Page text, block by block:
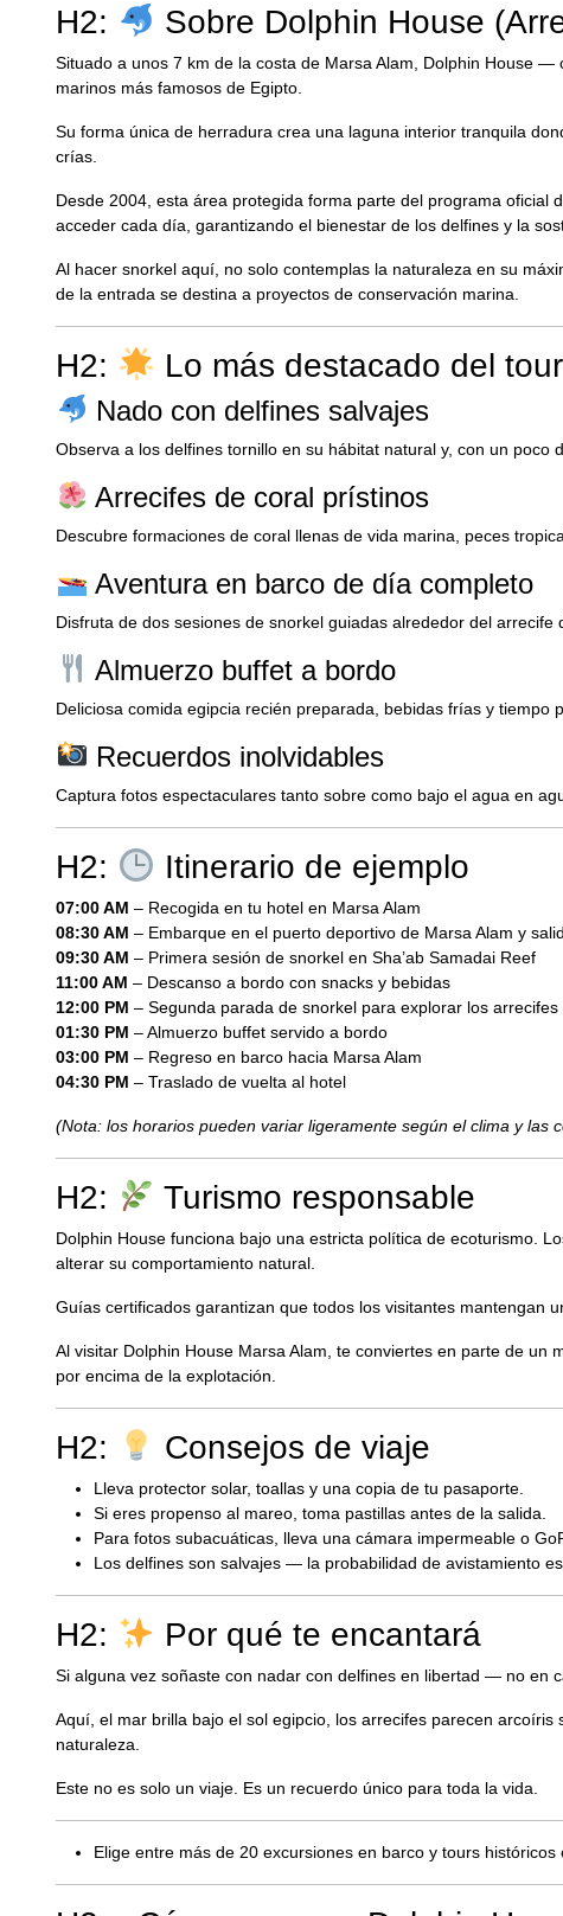
H2: Sobre Dolphin House
Situado a unos 7 km de la costa de Marsa Alam, Dolphin House
marinos más famosos de Egipto.
Su forma única de herradura crea una laguna interior tranquila
crías.
Desde 2004, esta área protegida forma parte del programa oficial
acceder cada día, garantizando el bienestar de los delfines y la
Al hacer snorkel aquí, no solo contemplas la naturaleza en su
de la entrada se destina a proyectos de conservación marina.
H2: Lo más destacado del tour
Nado con delfines salvajes
Observa a los delfines tornillo en su hábitat natural y, con un poco
Arrecifes de coral prístinos
Descubre formaciones de coral llenas de vida marina, peces
Aventura en barco de día completo
Disfruta de dos sesiones de snorkel guiadas alrededor del arrecife
Almuerzo buffet a bordo
Deliciosa comida egipcia recién preparada, bebidas frías y tiempo
Recuerdos inolvidables
Captura fotos espectaculares tanto sobre como bajo el agua en
H2: Itinerario de ejemplo
07:00 AM – Recogida en tu hotel en Marsa Alam
08:30 AM – Embarque en el puerto deportivo de Marsa Alam y
09:30 AM – Primera sesión de snorkel en Sha’ab Samadai Reef
11:00 AM – Descanso a bordo con snacks y bebidas
12:00 PM – Segunda parada de snorkel para explorar los arrecifes
01:30 PM – Almuerzo buffet servido a bordo
03:00 PM – Regreso en barco hacia Marsa Alam
04:30 PM – Traslado de vuelta al hotel
(Nota: los horarios pueden variar ligeramente según el clima y las
H2: Turismo responsable
Dolphin House funciona bajo una estricta política de ecoturismo.
alterar su comportamiento natural.
Guías certificados garantizan que todos los visitantes mantengan
Al visitar Dolphin House Marsa Alam, te conviertes en parte de
por encima de la explotación.
H2: Consejos de viaje
Lleva protector solar, toallas y una copia de tu pasaporte.
Si eres propenso al mareo, toma pastillas antes de la salida.
Para fotos subacuáticas, lleva una cámara impermeable o
Los delfines son salvajes — la probabilidad de avistamiento
H2: Por qué te encantará
Si alguna vez soñaste con nadar con delfines en libertad — no en
Aquí, el mar brilla bajo el sol egipcio, los arrecifes parecen
naturaleza.
Este no es solo un viaje. Es un recuerdo único para toda la vida.
Elige entre más de 20 excursiones en barco y tours históricos